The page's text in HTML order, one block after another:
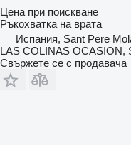
Цена при поискване
Ръкохватка на врата
Испания, Sant Pere
LAS COLINAS OCASION,
Свържете се с продавача